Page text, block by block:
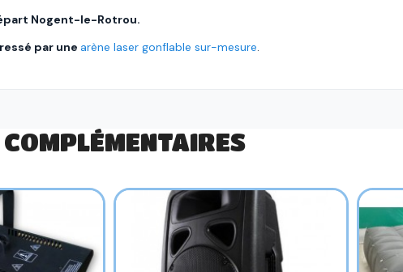
Nogent-le-Rotrou.
par une arène laser gonflable sur-mesure.